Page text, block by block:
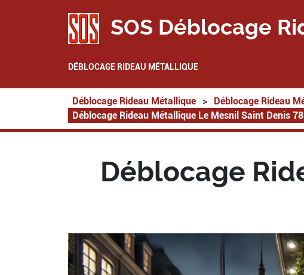
SOS Déblocage
DÉBLOCAGE RIDEAU MÉTALLIQUE
Déblocage Rideau Métallique > Déblocage Rideau
Déblocage Rideau Métallique Le Mesnil Saint Denis
Déblocage